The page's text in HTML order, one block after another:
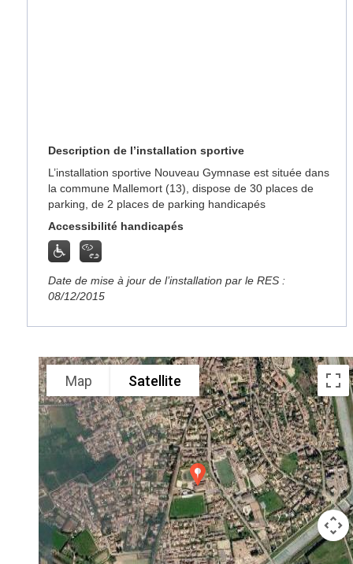
Description de l’installation sportive
L’installation sportive Nouveau Gymnase est située dans
la commune Mallemort (13), dispose de 30 places de
parking, de 2 places de parking handicapés
Accessibilité handicapés
Date de mise à jour de l’installation par le RES :
08/12/2015
Map Satellite